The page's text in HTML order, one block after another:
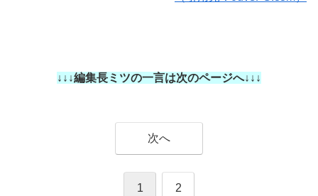
↓↓↓編集長ミツの一言は次のページへ↓↓↓
次へ
1 2